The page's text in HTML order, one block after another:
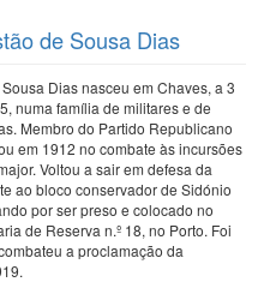
de Sousa Dias
Dias nasceu em Chaves, a 3
numa família de militares e de
Membro do Partido Republicano
em 1912 no combate às incursões
Voltou a sair em defesa da
ao bloco conservador de Sidónio
por ser preso e colocado no
de Reserva n.º 18, no Porto. Foi
a proclamação da